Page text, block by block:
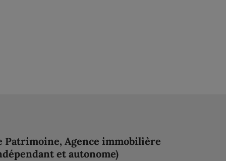
Patrimoine, Agence immobilière
et autonome)